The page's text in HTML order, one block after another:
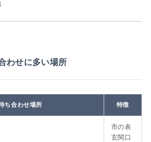
わせに多い場所
ち合わせ場所 特徴
市の表
玄関口